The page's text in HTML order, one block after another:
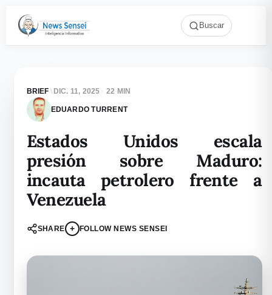
Buscar
BRIEF \ DIC. 11, 2025 · 22 MIN
EDUARDO TURRENT
Estados Unidos escala
presión sobre Maduro:
incauta petrolero frente a
Venezuela
SHARE + FOLLOW NEWS SENSEI